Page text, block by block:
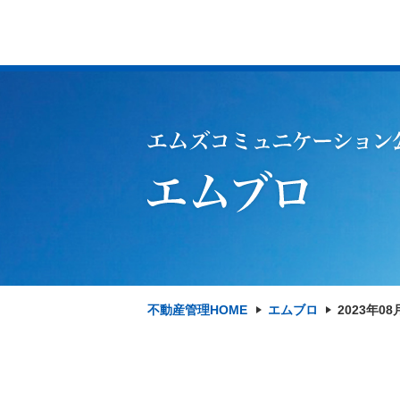
不動産管理HOME エムブロ 2023年08